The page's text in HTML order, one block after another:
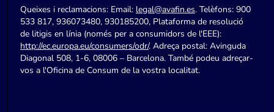
Queixes i reclamacions: Email: legal@avafin.es. Telèfons: 900
533 817, 936073480, 930185200, Plataforma de resolució
de litigis en línia (només per a consumidors de l'EEE):
http://ec.europa.eu/consumers/odr/. Adreça postal: Avinguda
Diagonal 508, 1-6, 08006 – Barcelona. També podeu adreçar-
vos a l'Oficina de Consum de la vostra localitat.